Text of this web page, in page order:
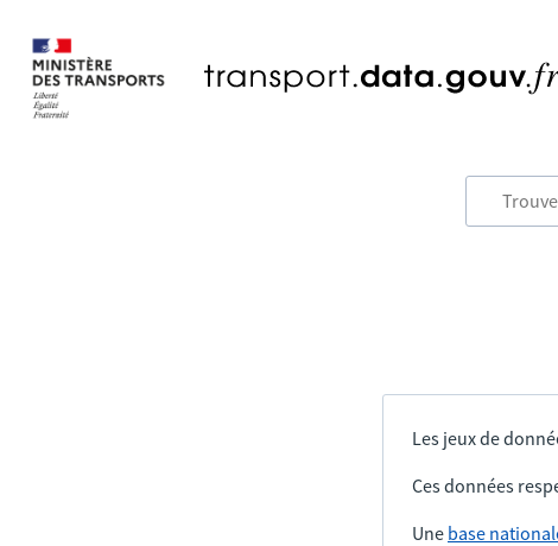
Les jeux de
Ces données
Une base